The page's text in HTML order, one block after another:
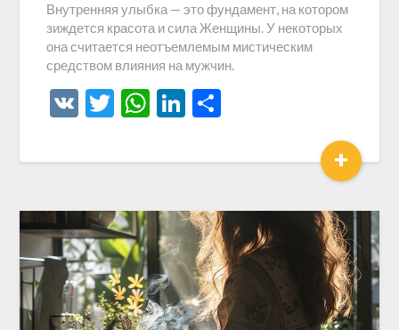
Внутренняя улыбка — это фундамент, на котором
зиждется красота и сила Женщины. У некоторых
она считается неотъемлемым мистическим
средством влияния на мужчин.
VK Twitter
WhatsApp
LinkedIn
+